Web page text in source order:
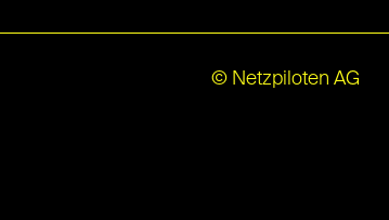
© Netzpiloten AG